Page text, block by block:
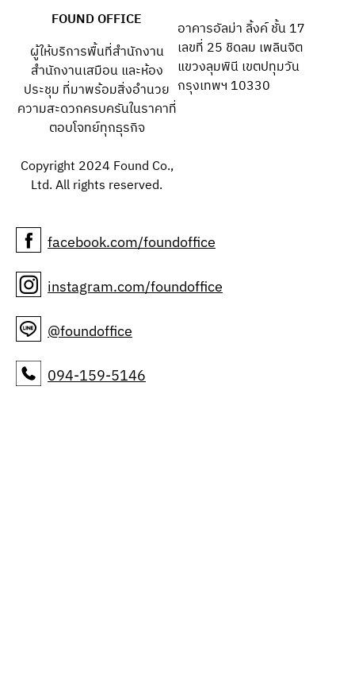
FOUND OFFICE
ผู้ให้บริการพื้นที่สำนักงาน
สำนักงานเสมือน และห้อง
ประชุม ที่มาพร้อมสิ่งอำนวย
ความสะดวกครบครันในราคาที่
ตอบโจทย์ทุกธุรกิจ
Copyright 2024 Found Co.,
Ltd. All rights reserved.
อาคารอัลม่า ลิ้งค์ ชั้น 17
เลขที่ 25 ชิดลม เพลินจิต
แขวงลุมพินี เขตปทุมวัน
กรุงเทพฯ 10330
facebook.com/foundoffice
instagram.com/foundoffice
@foundoffice
094-159-5146